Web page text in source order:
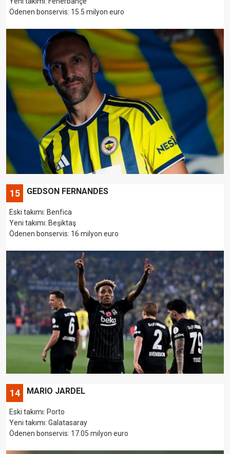
Ödenen bonservis: 15.5 milyon euro
15 GEDSON FERNANDES
Eski takımı: Benfica
Yeni takımı: Beşiktaş
Ödenen bonservis: 16 milyon euro
14 MARIO JARDEL
Eski takımı: Porto
Yeni takımı: Galatasaray
Ödenen bonservis: 17.05 milyon euro